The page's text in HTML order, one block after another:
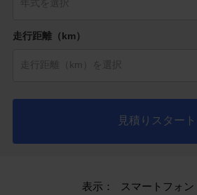
走行距離（km）
見積りスタート
表示： スマートフォン